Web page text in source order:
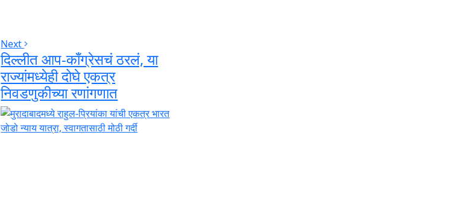
Next
दिल्लीत आप-काँग्रेसचं ठरलं, या
राज्यांमध्येही दोघे एकत्र
निवडणुकीच्या रणांगणात